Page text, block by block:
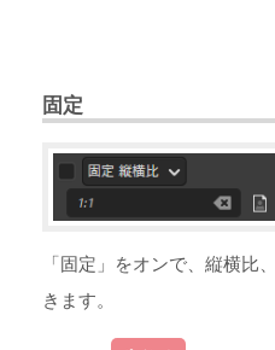
固定
「固定」をオンで、縦横比
きます。